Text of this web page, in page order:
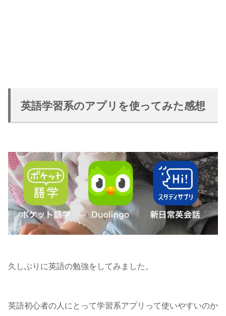
英語学習系のアプリを使ってみた感想
久しぶりに英語の勉強をしてみました。
英語初心者の人にとって学習系アプリって使いやすいのか